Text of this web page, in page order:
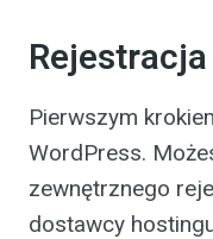
Pierwszym
WordPress.
zewnętrznego
dostawcy